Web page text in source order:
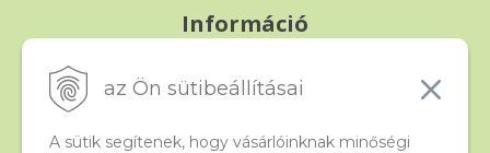
az Ön sütibeállításai
A sütik segítenek, hogy vásárlóinknak minőségi
Információ
Panasz, árucsere és visszáru